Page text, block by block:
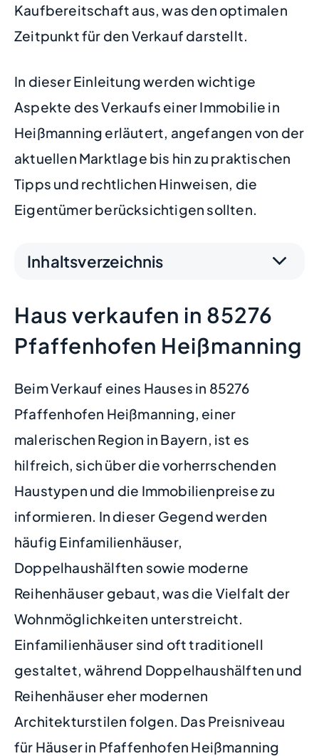
Kaufbereitschaft aus, was den optimalen
Zeitpunkt für den Verkauf darstellt.
In dieser Einleitung werden wichtige
Aspekte des Verkaufs einer Immobilie in
Heißmanning erläutert, angefangen von der
aktuellen Marktlage bis hin zu praktischen
Tipps und rechtlichen Hinweisen, die
Eigentümer berücksichtigen sollten.
Inhaltsverzeichnis
Haus verkaufen in 85276
Pfaffenhofen Heißmanning
Beim Verkauf eines Hauses in 85276
Pfaffenhofen Heißmanning, einer
malerischen Region in Bayern, ist es
hilfreich, sich über die vorherrschenden
Haustypen und die Immobilienpreise zu
informieren. In dieser Gegend werden
häufig Einfamilienhäuser,
Doppelhaushälften sowie moderne
Reihenhäuser gebaut, was die Vielfalt der
Wohnmöglichkeiten unterstreicht.
Einfamilienhäuser sind oft traditionell
gestaltet, während Doppelhaushälften und
Reihenhäuser eher modernen
Architekturstilen folgen. Das Preisniveau
für Häuser in Pfaffenhofen Heißmanning